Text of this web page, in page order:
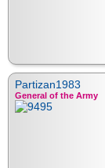
Partizan1983
General of the Army